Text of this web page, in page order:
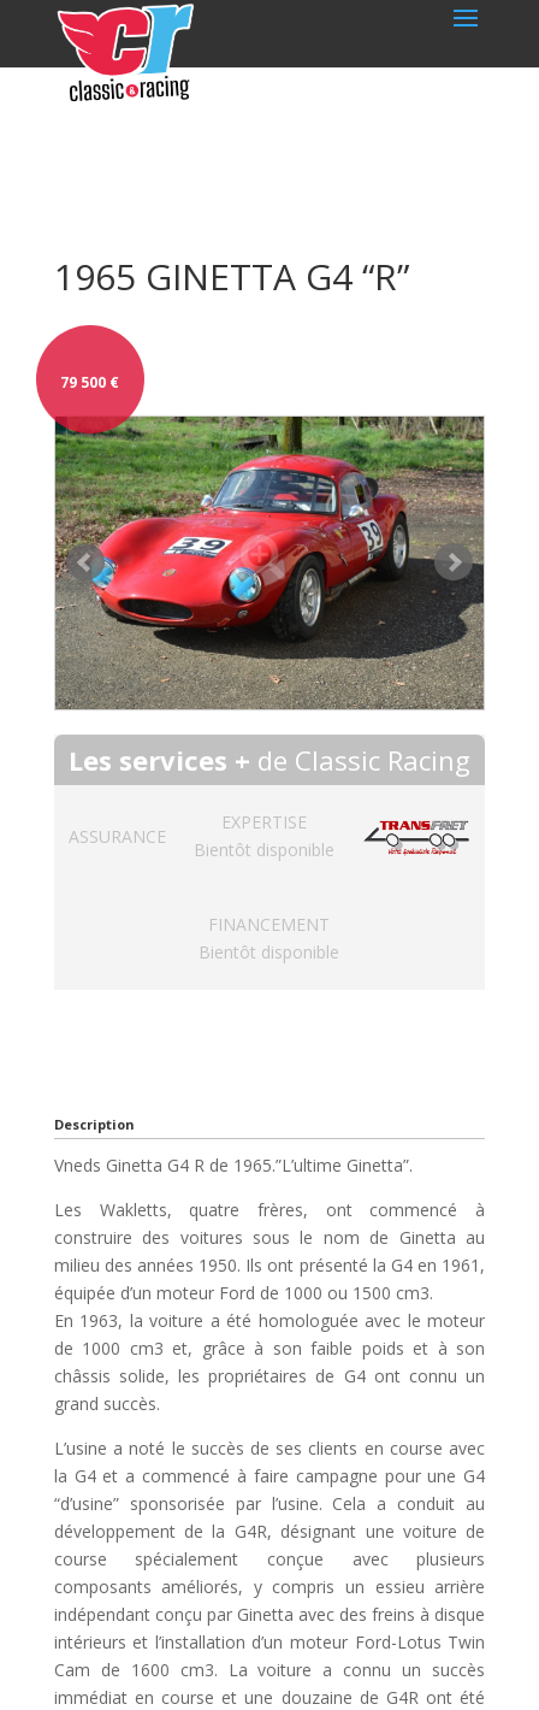
1965 GINETTA G4 “R”
79 500 €
Les services + de Classic Racing
ASSURANCE
EXPERTISE
Bientôt disponible
FINANCEMENT
Bientôt disponible
Description
Vneds Ginetta G4 R de 1965.”L’ultime Ginetta”.
Les Wakletts, quatre frères, ont commencé à
construire des voitures sous le nom de Ginetta au
milieu des années 1950. Ils ont présenté la G4 en 1961,
équipée d’un moteur Ford de 1000 ou 1500 cm3.
En 1963, la voiture a été homologuée avec le moteur
de 1000 cm3 et, grâce à son faible poids et à son
châssis solide, les propriétaires de G4 ont connu un
grand succès.
L’usine a noté le succès de ses clients en course avec
la G4 et a commencé à faire campagne pour une G4
“d’usine” sponsorisée par l’usine. Cela a conduit au
développement de la G4R, désignant une voiture de
course spécialement conçue avec plusieurs
composants améliorés, y compris un essieu arrière
indépendant conçu par Ginetta avec des freins à disque
intérieurs et l’installation d’un moteur Ford-Lotus Twin
Cam de 1600 cm3. La voiture a connu un succès
immédiat en course et une douzaine de G4R ont été